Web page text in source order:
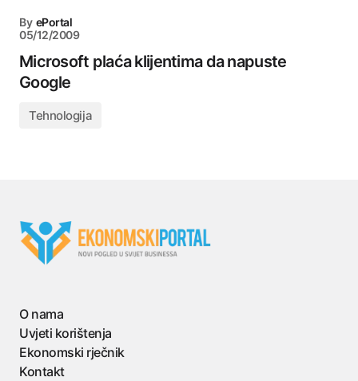
By ePortal
05/12/2009
Microsoft plaća klijentima da napuste
Google
Tehnologija
O nama
Uvjeti korištenja
Ekonomski rječnik
Kontakt